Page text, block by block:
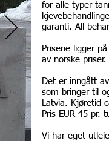
for alle typer
garanti. All
Prisene ligger
av norske priser.
Det er inngått
som bringer til
Latvia. Kjøretid
Pris EUR 45 pr.
Vi har eget